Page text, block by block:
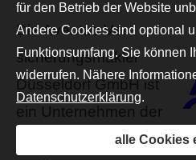
Die Aventus Ver­
sicherungs­makler
Düsseldorf GmbH ist
ein Unternehmen der
für den Betrieb der Website
Andere Cookies sind optional
Funktionsumfang. Sie können
widerrufen. Nähere
Datenschutzerklärung.
alle Cookies